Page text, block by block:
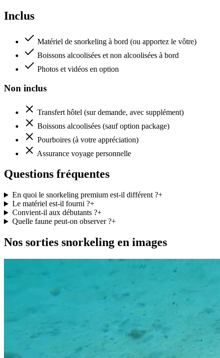
Inclus
Matériel de snorkeling à bord (ou apportez le vôtre)
Boissons alcoolisées et non alcoolisées à bord
Photos et vidéos en option
Non inclus
Transfert hôtel (sur demande, avec supplément)
Boissons alcoolisées (sauf option package)
Pourboires (à votre appréciation)
Assurance voyage personnelle
Questions fréquentes
En quoi le snorkeling premium est-il différent ?+
Le matériel est-il fourni ?+
Convient-il aux débutants ?+
Quelle faune peut-on observer ?+
Nos sorties snorkeling en images